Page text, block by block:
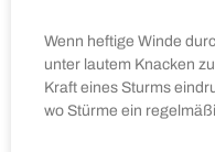
Wenn heftige Winde
unter lautem Knacken
Kraft eines Sturms
wo Stürme ein